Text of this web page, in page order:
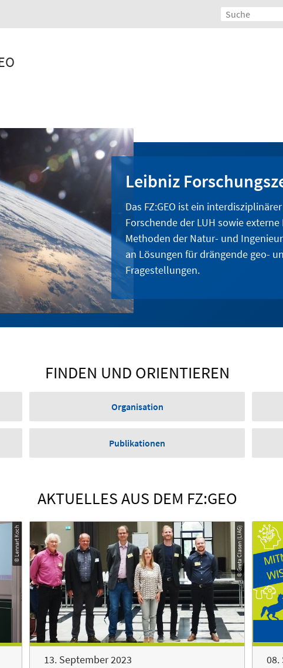
Leibniz
Das FZ:GEO ist ein
Forschende der LUH sowie
Methoden der Natur- und
an Lösungen für drängende geo-
Fragestellungen.
FINDEN UND ORIENTIEREN
Organisation
Publikationen
AKTUELLES AUS DEM FZ:GEO
© Lennart Koch © Greta Clasen (LIAG)
13. September 2023 08.